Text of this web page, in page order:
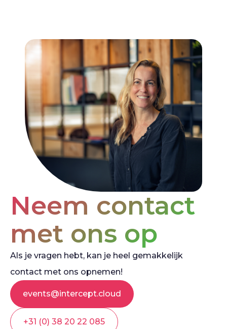
Neem contact
met ons op
Als je vragen hebt, kan je heel gemakkelijk
contact met ons opnemen!
events@intercept.cloud
+31 (0) 38 20 22 085